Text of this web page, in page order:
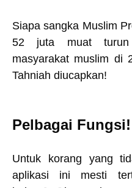
Siapa sangka Muslim
52 juta muat turun
masyarakat muslim di
Tahniah diucapkan!
Pelbagai Fungsi!
Untuk korang yang
aplikasi ini mesti